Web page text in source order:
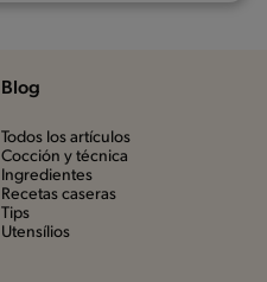
Blog
Todos los artículos
Cocción y técnica
Ingredientes
Recetas caseras
Tips
Utensílios